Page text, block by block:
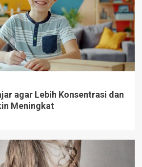
agar Lebih Konsentrasi dan
Meningkat